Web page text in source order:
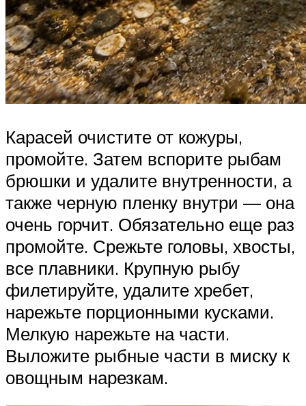
Карасей очистите от кожуры,
промойте. Затем вспорите рыбам
брюшки и удалите внутренности, а
также черную пленку внутри — она
очень горчит. Обязательно еще раз
промойте. Срежьте головы, хвосты,
все плавники. Крупную рыбу
филетируйте, удалите хребет,
нарежьте порционными кусками.
Мелкую нарежьте на части.
Выложите рыбные части в миску к
овощным нарезкам.